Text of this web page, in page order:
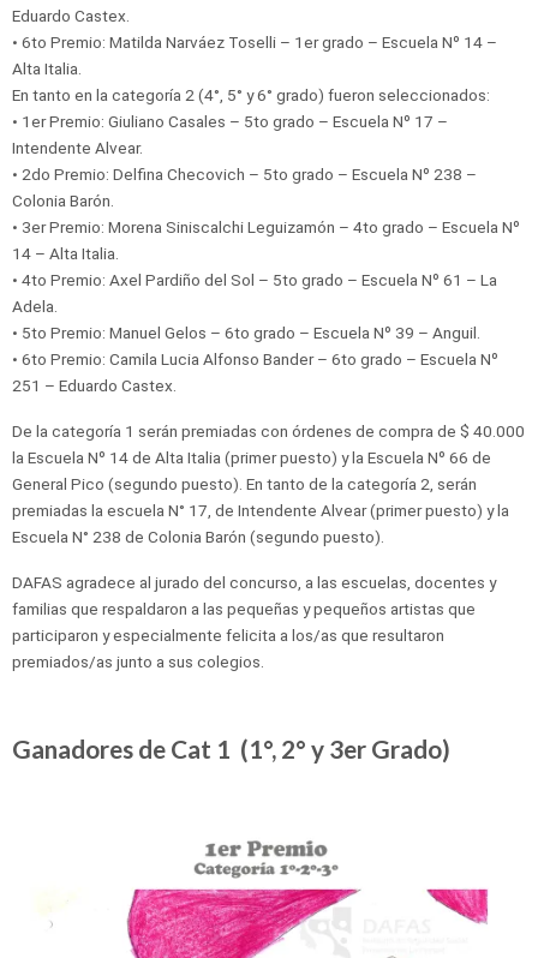
Eduardo Castex.
• 6to Premio: Matilda Narváez Toselli – 1er grado – Escuela Nº 14 –
Alta Italia.
En tanto en la categoría 2 (4°, 5° y 6° grado) fueron seleccionados:
• 1er Premio: Giuliano Casales – 5to grado – Escuela Nº 17 –
Intendente Alvear.
• 2do Premio: Delfina Checovich – 5to grado – Escuela Nº 238 –
Colonia Barón.
• 3er Premio: Morena Siniscalchi Leguizamón – 4to grado – Escuela Nº
14 – Alta Italia.
• 4to Premio: Axel Pardiño del Sol – 5to grado – Escuela Nº 61 – La
Adela.
• 5to Premio: Manuel Gelos – 6to grado – Escuela Nº 39 – Anguil.
• 6to Premio: Camila Lucia Alfonso Bander – 6to grado – Escuela Nº
251 – Eduardo Castex.
De la categoría 1 serán premiadas con órdenes de compra de $ 40.000
la Escuela Nº 14 de Alta Italia (primer puesto) y la Escuela Nº 66 de
General Pico (segundo puesto). En tanto de la categoría 2, serán
premiadas la escuela N° 17, de Intendente Alvear (primer puesto) y la
Escuela N° 238 de Colonia Barón (segundo puesto).
DAFAS agradece al jurado del concurso, a las escuelas, docentes y
familias que respaldaron a las pequeñas y pequeños artistas que
participaron y especialmente felicita a los/as que resultaron
premiados/as junto a sus colegios.
Ganadores de Cat 1 (1°, 2° y 3er Grado)